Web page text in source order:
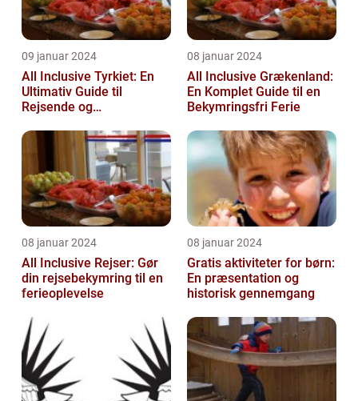
09 januar 2024
All Inclusive Tyrkiet: En
Ultimativ Guide til
Rejsende og
08 januar 2024
All Inclusive Grækenland:
En Komplet Guide til en
Bekymringsfri Ferie
08 januar 2024
All Inclusive Rejser: Gør
din rejsebekymring til en
ferieoplevelse
08 januar 2024
Gratis aktiviteter for børn:
En præsentation og
historisk gennemgang